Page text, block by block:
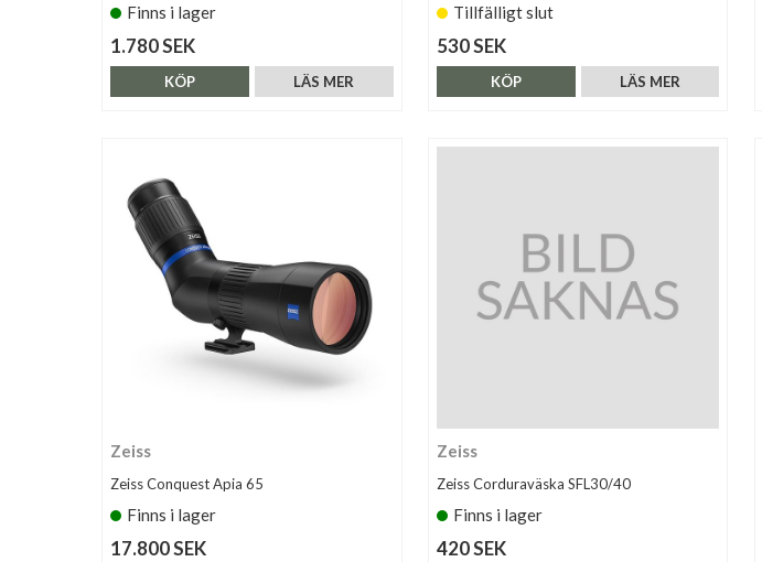
Finns i lager
1.780 SEK
LÄS MER
KÖP
Tillfälligt slut
530 SEK
LÄS MER
KÖP
Zeiss
Zeiss Conquest Apia 65
Finns i lager
17.800 SEK
Zeiss
Zeiss Corduraväska SFL30/40
Finns i lager
420 SEK